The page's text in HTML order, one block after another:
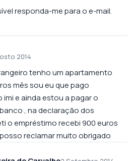
responda-me para o e-mail.
2014
tenho um apartamento
mês sou eu que pago
e ainda estou a pagar o
, na declaração dos
o empréstimo recebi 900 euros
reclamar muito obrigado